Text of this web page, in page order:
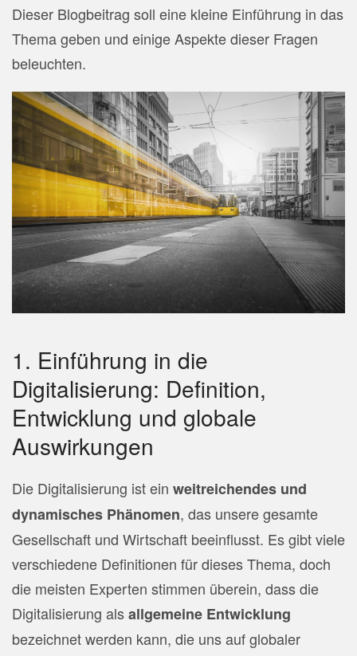
Dieser Blogbeitrag soll eine kleine Einführung in das
Thema geben und einige Aspekte dieser Fragen
beleuchten.
1. Einführung in die
Digitalisierung: Definition,
Entwicklung und globale
Auswirkungen
Die Digitalisierung ist ein weitreichendes und
dynamisches Phänomen, das unsere gesamte
Gesellschaft und Wirtschaft beeinflusst. Es gibt viele
verschiedene Definitionen für dieses Thema, doch
die meisten Experten stimmen überein, dass die
Digitalisierung alsallgemeine Entwicklung
bezeichnet werden kann, die uns auf globaler